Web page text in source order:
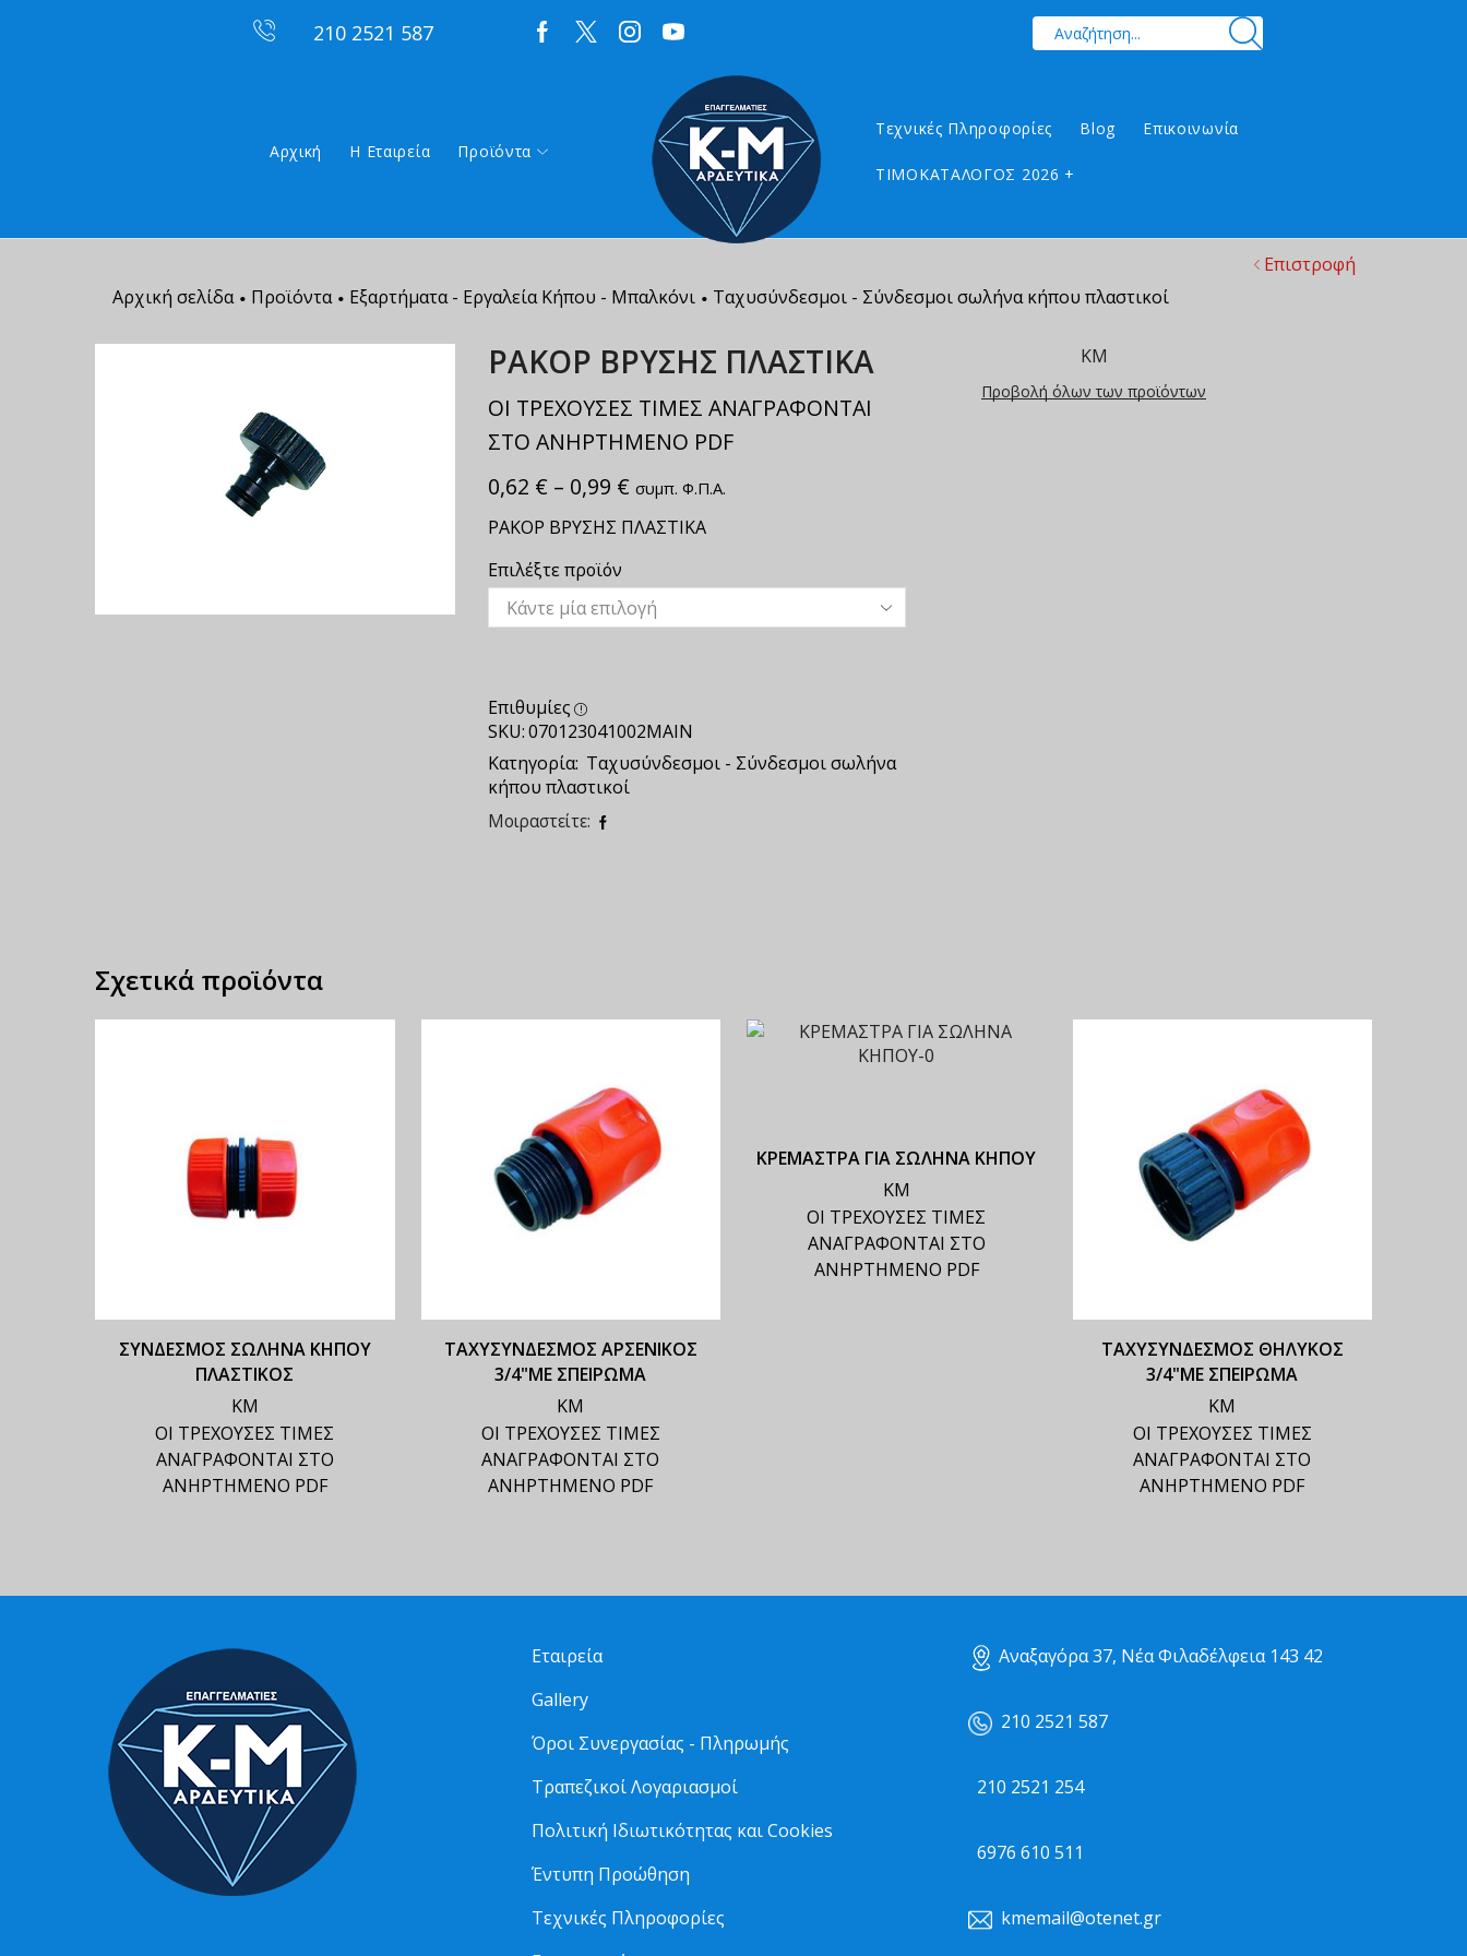
210 2521 587
Αρχική Η Εταιρεία Προϊόντα
Τεχνικές Πληροφορίες Blog Επικοινωνία
ΤΙΜΟΚΑΤΑΛΟΓΟΣ 2026 +
Αρχική σελίδα • Προϊόντα • Εξαρτήματα - Εργαλεία Κήπου - Μπαλκόνι • Ταχυσύνδεσμοι - Σύνδεσμοι σωλήνα κήπου πλαστικοί
Επιστροφή
ΡΑΚΟΡ ΒΡΥΣΗΣ ΠΛΑΣΤΙΚΑ
ΟΙ ΤΡΕΧΟΥΣΕΣ ΤΙΜΕΣ ΑΝΑΓΡΑΦΟΝΤΑΙ
ΣΤΟ ΑΝΗΡΤΗΜΕΝΟ PDF
0,62 € – 0,99 € συμπ. Φ.Π.Α.
ΡΑΚΟΡ ΒΡΥΣΗΣ ΠΛΑΣΤΙΚΑ
Επιλέξτε προϊόν
Επιθυμίες
SKU:070123041002ΜΑΙΝ
Κατηγορία: Ταχυσύνδεσμοι - Σύνδεσμοι σωλήνα
κήπου πλαστικοί
Μοιραστείτε:
ΚΜ
Προβολή όλων των προϊόντων
Σχετικά προϊόντα
ΣΥΝΔΕΣΜΟΣ ΣΩΛΗΝΑ ΚΗΠΟΥ
ΠΛΑΣΤΙΚΟΣ
ΚΜ
ΟΙ ΤΡΕΧΟΥΣΕΣ ΤΙΜΕΣ
ΑΝΑΓΡΑΦΟΝΤΑΙ ΣΤΟ
ΑΝΗΡΤΗΜΕΝΟ PDF
ΤΑΧΥΣΥΝΔΕΣΜΟΣ ΑΡΣΕΝΙΚΟΣ
3/4"ΜΕ ΣΠΕΙΡΩΜΑ
ΚΜ
ΟΙ ΤΡΕΧΟΥΣΕΣ ΤΙΜΕΣ
ΑΝΑΓΡΑΦΟΝΤΑΙ ΣΤΟ
ΑΝΗΡΤΗΜΕΝΟ PDF
ΚΡΕΜΑΣΤΡΑ ΓΙΑ ΣΩΛΗΝΑ ΚΗΠΟΥ
ΚΜ
ΟΙ ΤΡΕΧΟΥΣΕΣ ΤΙΜΕΣ
ΑΝΑΓΡΑΦΟΝΤΑΙ ΣΤΟ
ΑΝΗΡΤΗΜΕΝΟ PDF
ΤΑΧΥΣΥΝΔΕΣΜΟΣ ΘΗΛΥΚΟΣ
3/4"ΜΕ ΣΠΕΙΡΩΜΑ
ΚΜ
ΟΙ ΤΡΕΧΟΥΣΕΣ ΤΙΜΕΣ
ΑΝΑΓΡΑΦΟΝΤΑΙ ΣΤΟ
ΑΝΗΡΤΗΜΕΝΟ PDF
Εταιρεία
Gallery
Όροι Συνεργασίας - Πληρωμής
Τραπεζικοί Λογαριασμοί
Πολιτική Ιδιωτικότητας και Cookies
Έντυπη Προώθηση
Τεχνικές Πληροφορίες
Αναξαγόρα 37, Νέα Φιλαδέλφεια 143 42
210 2521 587
210 2521 254
6976 610 511
kmemail@otenet.gr